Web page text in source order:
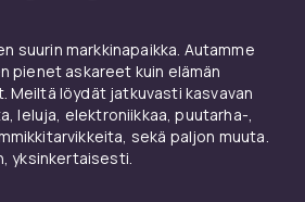
suurin markkinapaikka. Autamme
pienet askareet kuin elämän
Meiltä löydät jatkuvasti kasvavan
leluja, elektroniikkaa, puutarha-,
sekä paljon muuta.
yksinkertaisesti.